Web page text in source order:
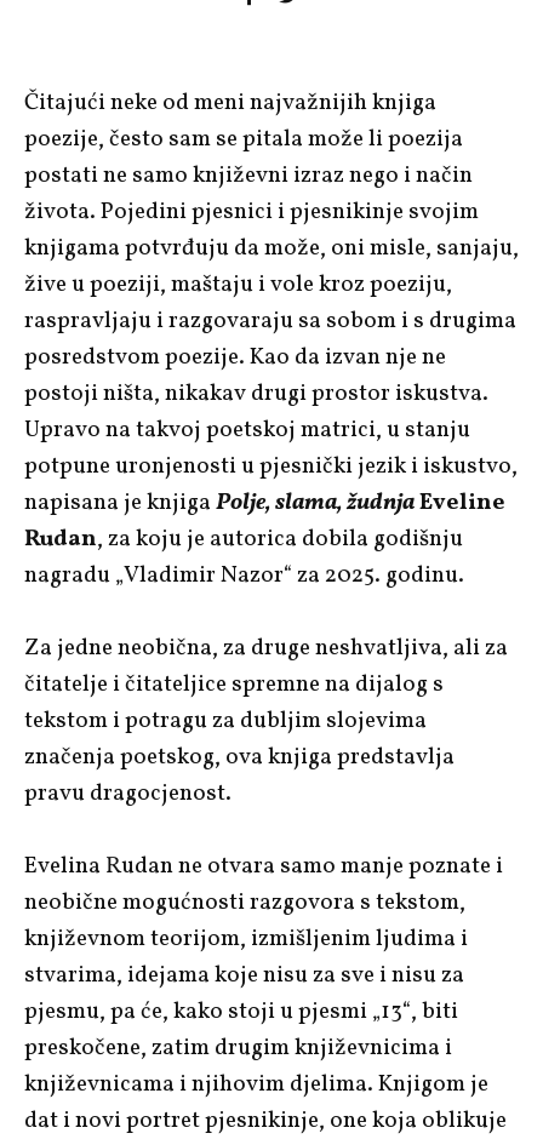
Čitajući neke od meni najvažnijih knjiga
poezije, često sam se pitala može li poezija
postati ne samo književni izraz nego i način
života. Pojedini pjesnici i pjesnikinje svojim
knjigama potvrđuju da može, oni misle, sanjaju,
žive u poeziji, maštaju i vole kroz poeziju,
raspravljaju i razgovaraju sa sobom i s drugima
posredstvom poezije. Kao da izvan nje ne
postoji ništa, nikakav drugi prostor iskustva.
Upravo na takvoj poetskoj matrici, u stanju
potpune uronjenosti u pjesnički jezik i iskustvo,
napisana je knjigaPolje, slama, žudnjaEveline
Rudan, za koju je autorica dobila godišnju
nagradu „Vladimir Nazor“ za 2025. godinu.
Za jedne neobična, za druge neshvatljiva, ali za
čitatelje i čitateljice spremne na dijalog s
tekstom i potragu za dubljim slojevima
značenja poetskog, ova knjiga predstavlja
pravu dragocjenost.
Evelina Rudan ne otvara samo manje poznate i
neobične mogućnosti razgovora s tekstom,
književnom teorijom, izmišljenim ljudima i
stvarima, idejama koje nisu za sve i nisu za
pjesmu, pa će, kako stoji u pjesmi „13“, biti
preskočene, zatim drugim književnicima i
književnicama i njihovim djelima. Knjigom je
dat i novi portret pjesnikinje, one koja oblikuje